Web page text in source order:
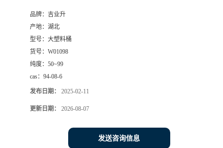
品牌： 吉业升
产地： 湖北
型号： 大塑料桶
货号： W01098
纯度： 50~99
cas： 94-08-6
发布日期： 2025-02-11
更新日期： 2026-08-07
发送咨询信息